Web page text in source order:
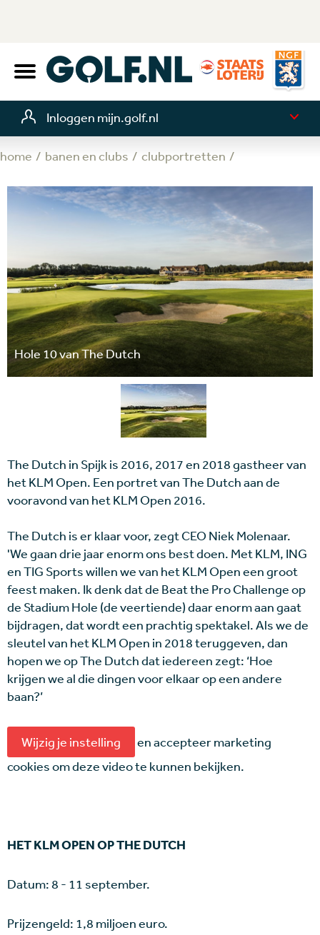
Inloggen mijn.golf.nl
home banen en clubs clubportretten
Hole 10 van The Dutch
The Dutch in Spijk is 2016, 2017 en 2018 gastheer van
het KLM Open. Een portret van The Dutch aan de
vooravond van het KLM Open 2016.
The Dutch is er klaar voor, zegt CEO Niek Molenaar.
'We gaan drie jaar enorm ons best doen. Met KLM, ING
en TIG Sports willen we van het KLM Open een groot
feest maken. Ik denk dat de Beat the Pro Challenge op
de Stadium Hole (de veertiende) daar enorm aan gaat
bijdragen, dat wordt een prachtig spektakel. Als we de
sleutel van het KLM Open in 2018 teruggeven, dan
hopen we op The Dutch dat iedereen zegt: ‘Hoe
krijgen we al die dingen voor elkaar op een andere
baan?’
Wijzig je instelling
en accepteer marketing
cookies om deze video te kunnen bekijken.
HET KLM OPEN OP THE DUTCH
Datum: 8 - 11 september.
Prijzengeld: 1,8 miljoen euro.